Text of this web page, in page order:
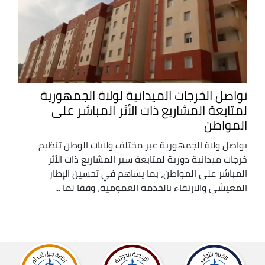
تواصل الخرجات الميدانية لولاة الجمهورية
لمتابعة المشاريع ذات الأثر المباشر على
المواطن
يواصل ولاة الجمهورية عبر مختلف ولايات الوطن تنظيم
خرجات ميدانية دورية لمتابعة سير المشاريع ذات الأثر
المباشر على المواطن، بما يساهم في تحسين الإطار
المعيشي والارتقاء بالخدمة العمومية، وفقا لما ...